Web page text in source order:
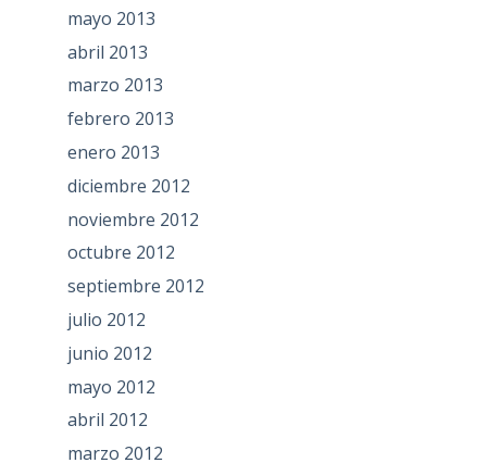
mayo 2013
abril 2013
marzo 2013
febrero 2013
enero 2013
diciembre 2012
noviembre 2012
octubre 2012
septiembre 2012
julio 2012
junio 2012
mayo 2012
abril 2012
marzo 2012